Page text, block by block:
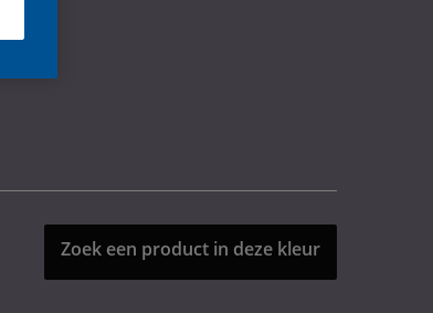
Zoek een product in deze kleur